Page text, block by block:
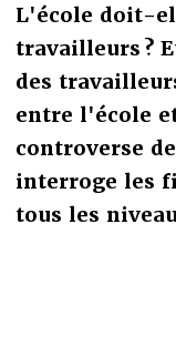
L'école doit-
travailleurs ?
des
entre l'école
controverse
interroge les
tous les